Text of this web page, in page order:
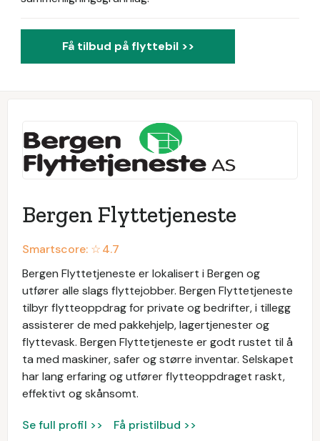
Få tilbud på flyttebil >>
Bergen Flyttetjeneste
Smartscore: ☆4.7
Bergen Flyttetjeneste er lokalisert i Bergen og
utfører alle slags flyttejobber. Bergen Flyttetjeneste
tilbyr flytteoppdrag for private og bedrifter, i tillegg
assisterer de med pakkehjelp, lagertjenester og
flyttevask. Bergen Flyttetjeneste er godt rustet til å
ta med maskiner, safer og større inventar. Selskapet
har lang erfaring og utfører flytteoppdraget raskt,
effektivt og skånsomt.
Se full profil >> Få pristilbud >>